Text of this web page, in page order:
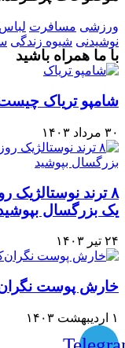
ورزشی مسافرت
نوشیدنی شیوه زندگی
با ما همراه باشید
شامپو تریاک
۳۰ مرداد ۱۴۰۳
۸ ترند
یک بزرگسال
۲۴ تیر ۱۴۰۳
خارش پوست
۱ اردیبهشت ۱۴۰۳